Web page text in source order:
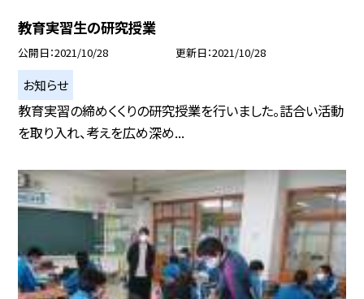
教育実習生の研究授業
公開日 2021/10/28 更新日 2021/10/28
お知らせ
教育実習の締めくくりの研究授業を行いました。話合い活動
を取り入れ、考えを広め深め...